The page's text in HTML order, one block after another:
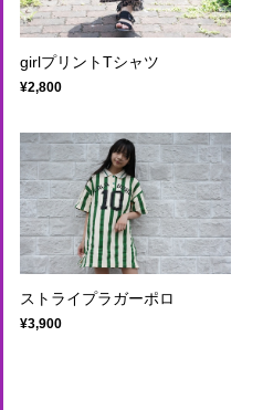
girlプリントTシャツ
¥2,800
ストライプラガーポロ
¥3,900